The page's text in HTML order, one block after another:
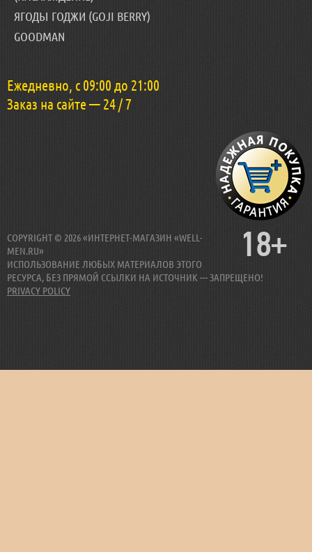
ЯГОДЫ ГОДЖИ (GOJI BERRY)
GOODMAN
Ежедневно, с 09:00 до 21:00
Заказ на сайте — 24 / 7
18+
COPYRIGHT © 2026 «ИНТЕРНЕТ-МАГАЗИН «WELL-
MEN.RU»
ИСПОЛЬЗОВАНИЕ ЛЮБЫХ МАТЕРИАЛОВ ЭТОГО
РЕСУРСА, БЕЗ ПРЯМОЙ ССЫЛКИ НА ИСТОЧНИК — ЗАПРЕЩЕНО!
PRIVACY POLICY